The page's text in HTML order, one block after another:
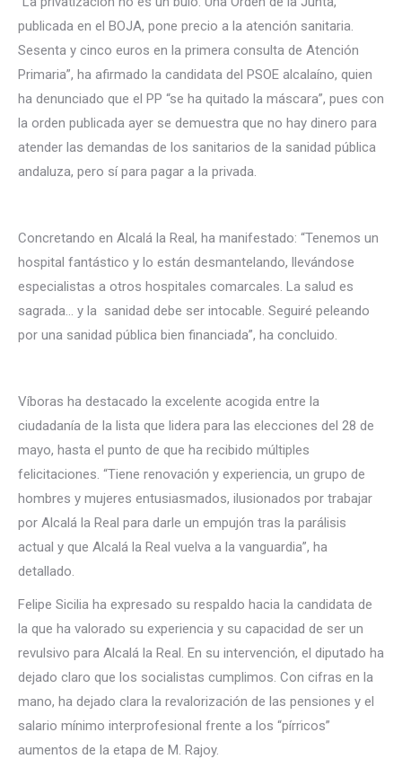
publicada en el BOJA, pone precio a la atención sanitaria.
Sesenta y cinco euros en la primera consulta de Atención
Primaria”, ha afirmado la candidata del PSOE alcalaíno, quien
ha denunciado que el PP “se ha quitado la máscara”, pues con
la orden publicada ayer se demuestra que no hay dinero para
atender las demandas de los sanitarios de la sanidad pública
andaluza, pero sí para pagar a la privada.
Concretando en Alcalá la Real, ha manifestado: “Tenemos un
hospital fantástico y lo están desmantelando, llevándose
especialistas a otros hospitales comarcales. La salud es
sagrada… y la sanidad debe ser intocable. Seguiré peleando
por una sanidad pública bien financiada”, ha concluido.
Víboras ha destacado la excelente acogida entre la
ciudadanía de la lista que lidera para las elecciones del 28 de
mayo, hasta el punto de que ha recibido múltiples
felicitaciones. “Tiene renovación y experiencia, un grupo de
hombres y mujeres entusiasmados, ilusionados por trabajar
por Alcalá la Real para darle un empujón tras la parálisis
actual y que Alcalá la Real vuelva a la vanguardia”, ha
detallado.
Felipe Sicilia ha expresado su respaldo hacia la candidata de
la que ha valorado su experiencia y su capacidad de ser un
revulsivo para Alcalá la Real. En su intervención, el diputado ha
dejado claro que los socialistas cumplimos. Con cifras en la
mano, ha dejado clara la revalorización de las pensiones y el
salario mínimo interprofesional frente a los “pírricos”
aumentos de la etapa de M. Rajoy.